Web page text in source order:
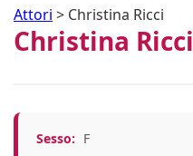
Attori > Christina Ricci
Christina Ricci
Sesso: F